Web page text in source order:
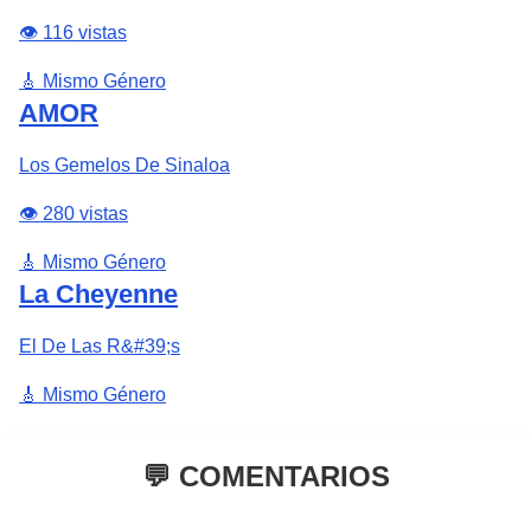
👁️ 116 vistas
🎸 Mismo Género
AMOR
Los Gemelos De Sinaloa
👁️ 280 vistas
🎸 Mismo Género
La Cheyenne
El De Las R&#39;s
🎸 Mismo Género
💬 COMENTARIOS